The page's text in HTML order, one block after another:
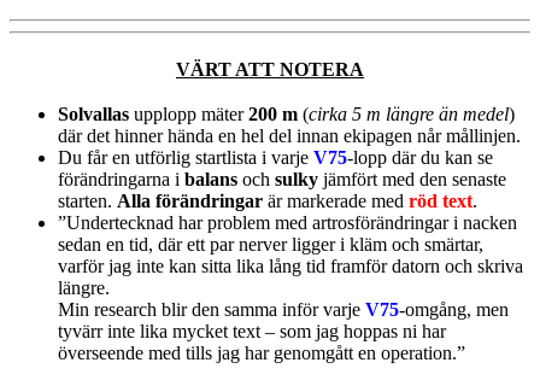
VÄRT ATT NOTERA
Solvallas upplopp mäter200 m (cirka 5 m längre än medel)
där det hinner hända en hel del innan ekipagen når mållinjen.
Du får en utförlig startlista i varje V75-lopp där du kan se
förändringarna i balans och sulky jämfört med den senaste
starten. Alla förändringar är markerade med röd text.
”Undertecknad har problem med artrosförändringar i nacken
sedan en tid, där ett par nerver ligger i kläm och smärtar,
varför jag inte kan sitta lika lång tid framför datorn och skriva
längre.
Min research blir den samma inför varje V75-omgång, men
tyvärr inte lika mycket text – som jag hoppas ni har
överseende med tills jag har genomgått en operation.”